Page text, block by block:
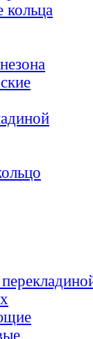
кольца